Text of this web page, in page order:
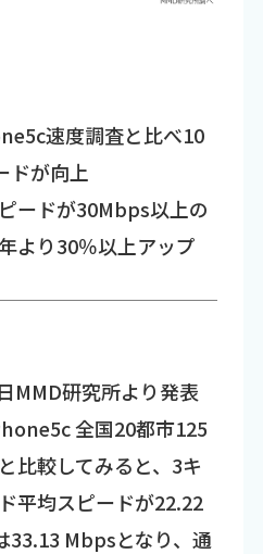
速度調査と比べ10
ドが向上
ドが30Mbps以上の
より30％以上アップ
MMD研究所より発表
全国20都市125
比較してみると、3キ
平均スピードが22.22
33.13 Mbpsとなり、通